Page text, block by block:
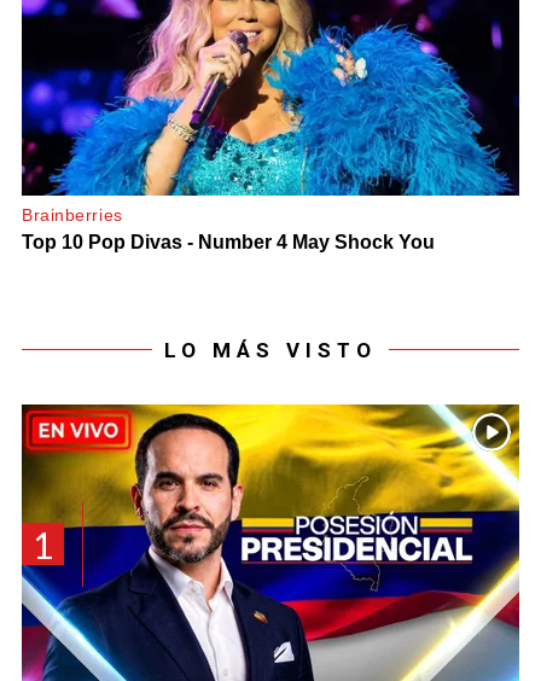
LO MÁS VISTO
1